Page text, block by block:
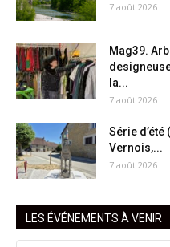
7 août 2026
Mag39.
la...
7 août 2026
Série
Vernois,...
7 août 2026
LES ÉVÉNEMENTS À VENIR